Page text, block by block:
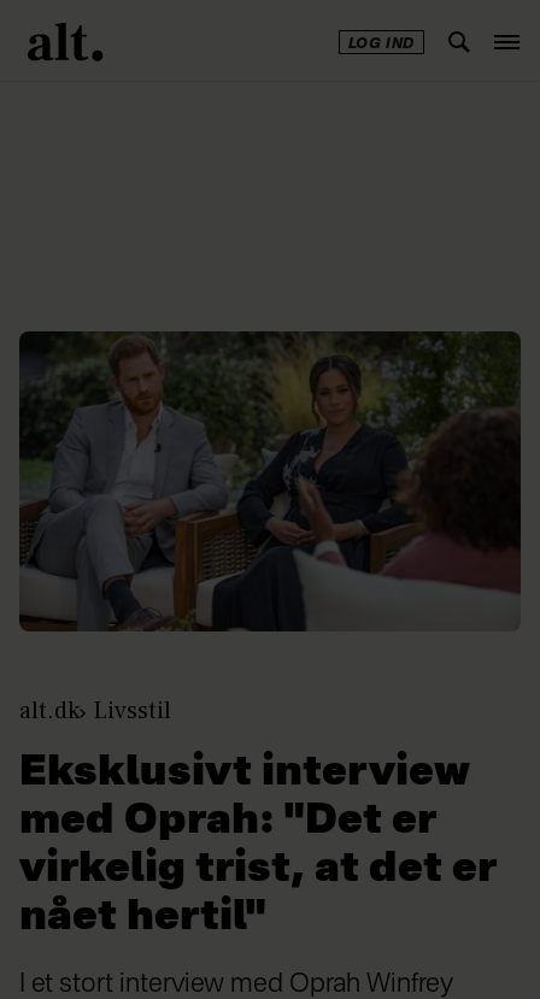
LOG IND
alt.dk Livsstil
Eksklusivt interview
med Oprah: "Det er
virkelig trist, at det er
nået hertil"
I et stort interview med Oprah Winfrey